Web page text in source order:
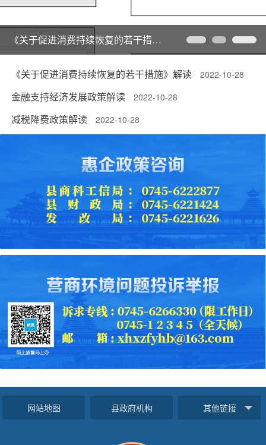
《关于促进消费持续恢复的若干措施》解读
《关于促进消费持续恢复的若干措施》解读 2022-10-28
金融支持经济发展政策解读 2022-10-28
减税降费政策解读 2022-10-28
网站地图 县政府机构 其他链接